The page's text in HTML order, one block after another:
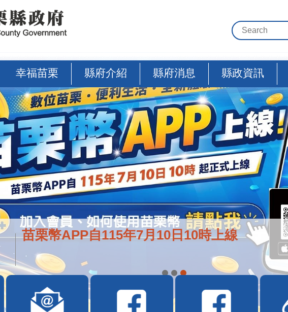
幸福苗栗 縣府介紹 縣府消息 縣政資訊
苗栗幣APP自115年7月10日10時上線